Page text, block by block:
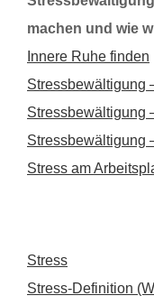
machen und wie
Innere Ruhe finden
Stressbewältigung
Stressbewältigung
Stressbewältigung
Stress am
Stress
Stress-Definition